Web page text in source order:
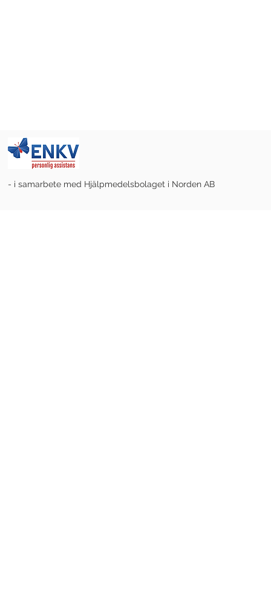
- i samarbete med Hjälpmedelsbolaget i Norden AB